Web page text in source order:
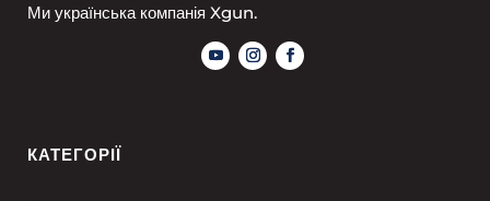
Ми українська компанія Xgun.
КАТЕГОРІЇ